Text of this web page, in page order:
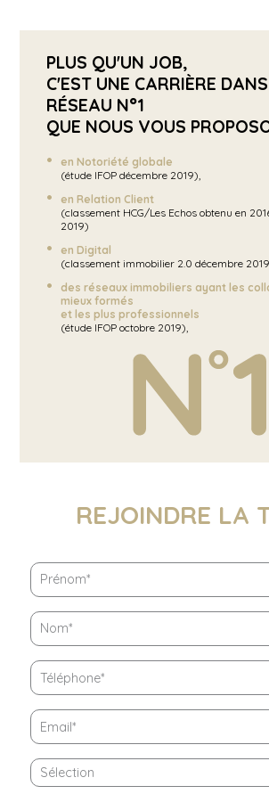
PLUS QU'UN JOB,
C'EST UNE CARRIÈRE
RÉSEAU N°1
QUE NOUS VOUS
en Notoriété globale
(étude IFOP décembre 2019),
en Relation Client
(classement HCG/Les Echos obtenu en
2019)
en Digital
(classement immobilier 2.0 décembre
des réseaux immobiliers ayant les
mieux formés
et les plus professionnels
(étude IFOP octobre 2019),
REJOINDRE LA